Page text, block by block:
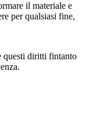
il materiale e
per qualsiasi fine,
questi diritti fintanto